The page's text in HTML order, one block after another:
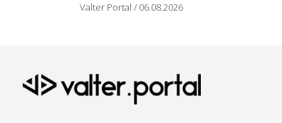
Valter Portal 06.08.2026